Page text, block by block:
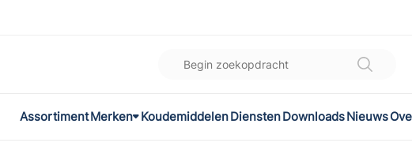
AssortimentMerken
KoudemiddelenDienstenDownloadsNieuws